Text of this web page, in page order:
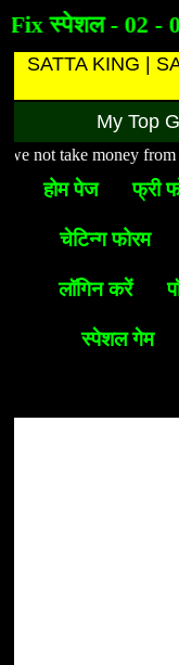
स्पेशल - 02 - 05
SATTA KING |
My Top
not take money from
होम पेज फ्री
चेटिन्ग फोरम
लॉगिन करें
स्पेशल गेम